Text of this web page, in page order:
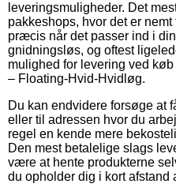
leveringsmuligheder. Det
pakkeshops, hvor det er
præcis når det passer ind i
gnidningsløs, og oftest
mulighed for levering ved
– Floating-Hvid-Hvidløg.
Du kan endvidere forsøge at
eller til adressen hvor du
regel en kende mere
Den mest betalelige slags
være at hente produkterne
du opholder dig i kort afstand